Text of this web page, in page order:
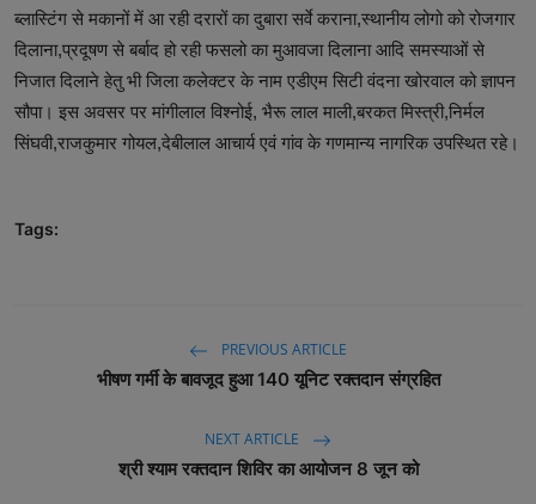
ब्लास्टिंग से मकानों में आ रही दरारों का दुबारा सर्वे कराना,स्थानीय लोगो को रोजगार
दिलाना,प्रदूषण से बर्बाद हो रही फसलो का मुआवजा दिलाना आदि समस्याओं से
निजात दिलाने हेतु भी जिला कलेक्टर के नाम एडीएम सिटी वंदना खोरवाल को ज्ञापन
सौपा। इस अवसर पर मांगीलाल विश्नोई, भैरू लाल माली,बरकत मिस्त्री,निर्मल
सिंघवी,राजकुमार गोयल,देबीलाल आचार्य एवं गांव के गणमान्य नागरिक उपस्थित रहे।
Tags:
PREVIOUS ARTICLE
भीषण गर्मी के बावजूद हुआ 140 यूनिट रक्तदान संग्रहित
NEXT ARTICLE
श्री श्याम रक्तदान शिविर का आयोजन 8 जून को